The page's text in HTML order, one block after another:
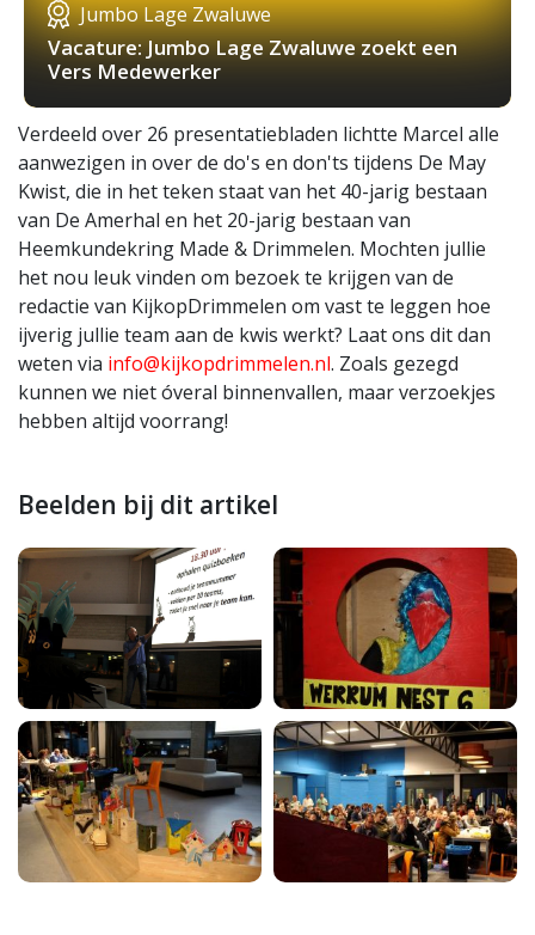
Jumbo Lage Zwaluwe
Vacature: Jumbo Lage Zwaluwe zoekt een
Vers Medewerker
Verdeeld over 26 presentatiebladen lichtte Marcel alle
aanwezigen in over de do's en don'ts tijdens De May
Kwist, die in het teken staat van het 40-jarig bestaan
van De Amerhal en het 20-jarig bestaan van
Heemkundekring Made & Drimmelen. Mochten jullie
het nou leuk vinden om bezoek te krijgen van de
redactie van KijkopDrimmelen om vast te leggen hoe
ijverig jullie team aan de kwis werkt? Laat ons dit dan
weten via info@kijkopdrimmelen.nl. Zoals gezegd
kunnen we niet óveral binnenvallen, maar verzoekjes
hebben altijd voorrang!
Beelden bij dit artikel